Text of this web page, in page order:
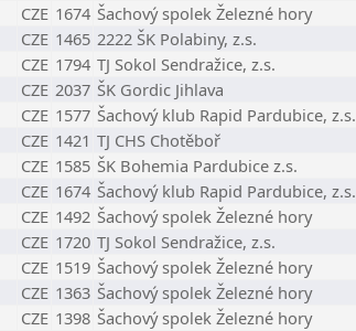
CZE 1674 Šachový spolek Železné hory
CZE 1465 2222 ŠK Polabiny, z.s.
CZE 1794 TJ Sokol Sendražice, z.s.
CZE 2037 ŠK Gordic Jihlava
CZE 1577 Šachový klub Rapid Pardubice, z.s.
CZE 1421 TJ CHS Chotěboř
CZE 1585 ŠK Bohemia Pardubice z.s.
CZE 1674 Šachový klub Rapid Pardubice, z.s.
CZE 1492 Šachový spolek Železné hory
CZE 1720 TJ Sokol Sendražice, z.s.
CZE 1519 Šachový spolek Železné hory
CZE 1363 Šachový spolek Železné hory
CZE 1398 Šachový spolek Železné hory